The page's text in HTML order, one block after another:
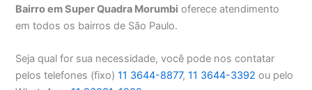
Bairro em Super Quadra Morumbi oferece atendimento
em todos os bairros de São Paulo.
Seja qual for sua necessidade, você pode nos contatar
pelos telefones (fixo)11 3644-8877,11 3644-3392 ou pelo